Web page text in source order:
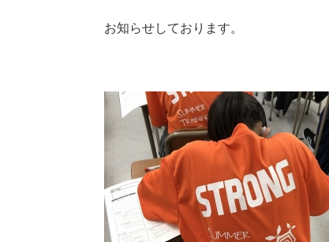
お知らせしております。